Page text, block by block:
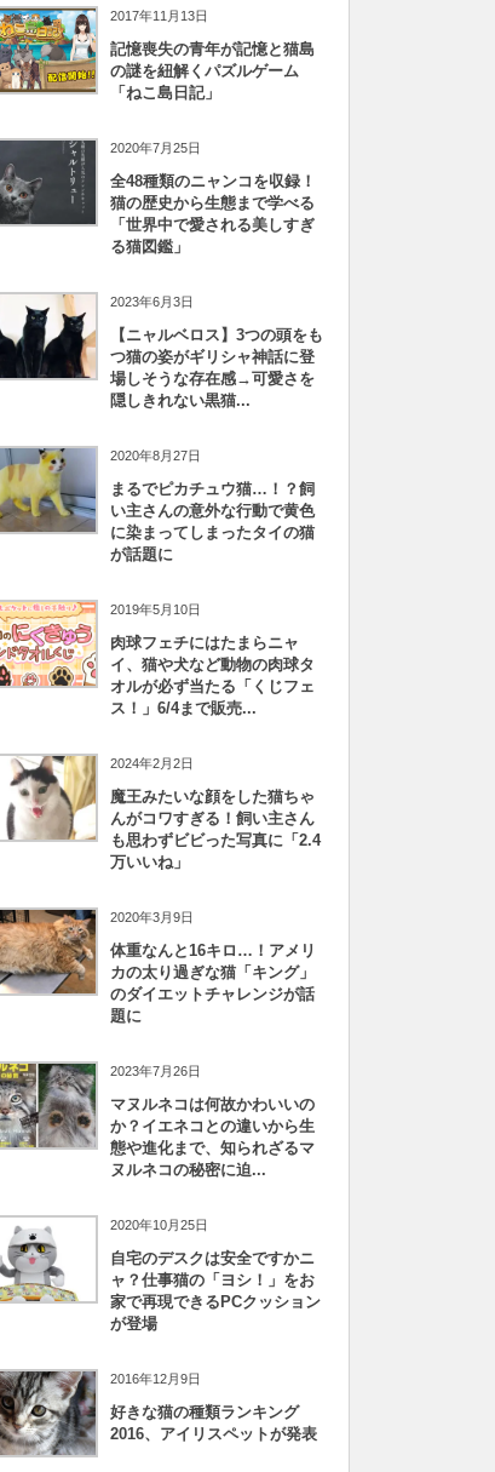
2017年11月13日
記憶喪失の青年が記憶と猫島
の謎を紐解くパズルゲーム
「ねこ島日記」
2020年7月25日
全48種類のニャンコを収録！
猫の歴史から生態まで学べる
「世界中で愛される美しすぎ
る猫図鑑」
2023年6月3日
【ニャルベロス】3つの頭をも
つ猫の姿がギリシャ神話に登
場しそうな存在感→可愛さを
隠しきれない黒猫...
2020年8月27日
まるでピカチュウ猫…！？飼
い主さんの意外な行動で黄色
に染まってしまったタイの猫
が話題に
2019年5月10日
肉球フェチにはたまらニャ
イ、猫や犬など動物の肉球タ
オルが必ず当たる「くじフェ
ス！」6/4まで販売...
2024年2月2日
魔王みたいな顔をした猫ちゃ
んがコワすぎる！飼い主さん
も思わずビビった写真に「2.4
万いいね」
2020年3月9日
体重なんと16キロ…！アメリ
カの太り過ぎな猫「キング」
のダイエットチャレンジが話
題に
2023年7月26日
マヌルネコは何故かわいいの
か？イエネコとの違いから生
態や進化まで、知られざるマ
ヌルネコの秘密に迫...
2020年10月25日
自宅のデスクは安全ですかニ
ャ？仕事猫の「ヨシ！」をお
家で再現できるPCクッション
が登場
2016年12月9日
好きな猫の種類ランキング
2016、アイリスペットが発表